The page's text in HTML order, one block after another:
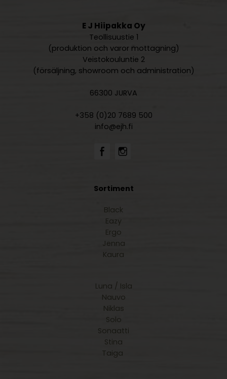
E J Hiipakka Oy
Teollisuustie 1
(produktion och varor mottagning)
Veistokouluntie 2
(försäljning, showroom och administration)
66300 JURVA
+358 (0)20 7689 500
info@ejh.fi
Sortiment
Black
Eazy
Ergo
Jenna
Kaura
Luna / Isla
Nauvo
Niklas
Solo
Sonaatti
Stina
Taiga